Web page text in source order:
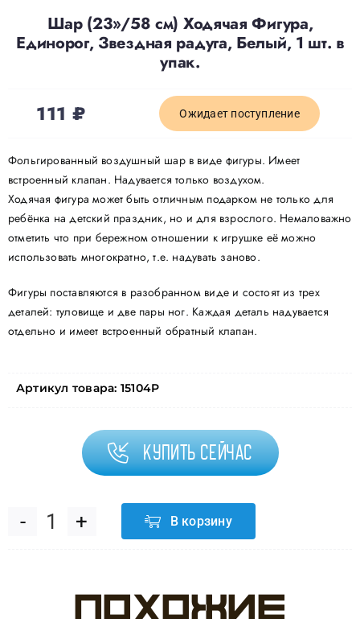
Отзывы
Шар (23»/58 см) Ходячая Фигура,
Единорог, Звездная радуга, Белый, 1 шт. в
упак.
111 ₽ Ожидает поступление
Фольгированный воздушный шар в виде фигуры. Имеет
встроенный клапан. Надувается только воздухом.
Ходячая фигура может быть отличным подарком не только для
ребёнка на детский праздник, но и для взрослого. Немаловажно
отметить что при бережном отношении к игрушке её можно
использовать многократно, т.е. надувать заново.
Фигуры поставляются в разобранном виде и состоят из трех
деталей: туловище и две пары ног. Каждая деталь надувается
отдельно и имеет встроенный обратный клапан.
Артикул товара: 15104P
Купить сейчас
Количество
Шар
В корзину
Похожие